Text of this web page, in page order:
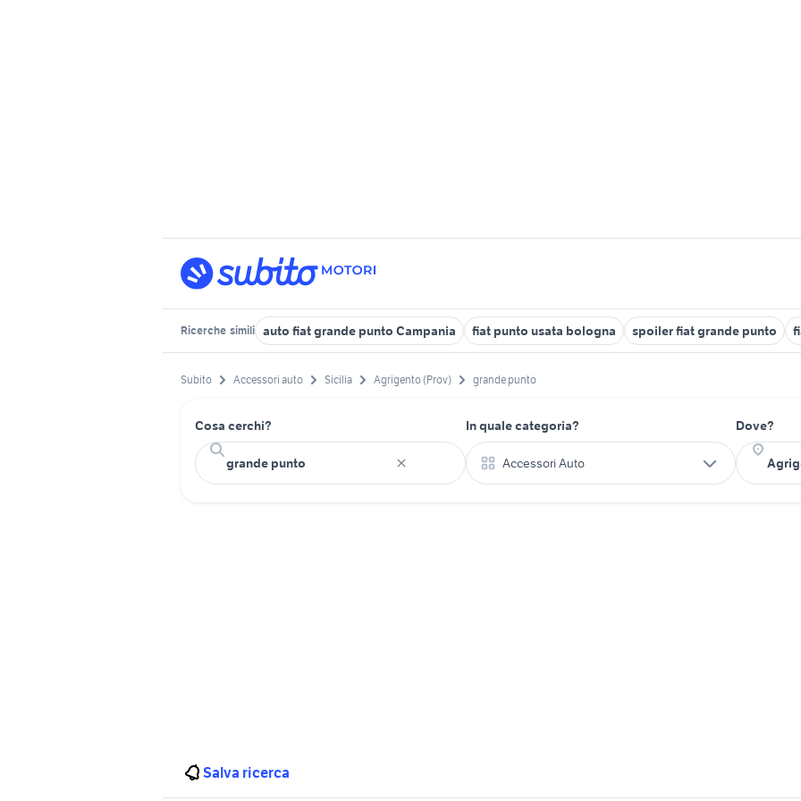
Ricerche simili auto fiat grande punto Campania fiat punto usata bologna spoiler fiat grande punto
Subito Accessori auto Sicilia Agrigento (Prov) grande punto
Cosa cerchi? In quale categoria?
Accessori Auto
Dove?
Salva ricerca